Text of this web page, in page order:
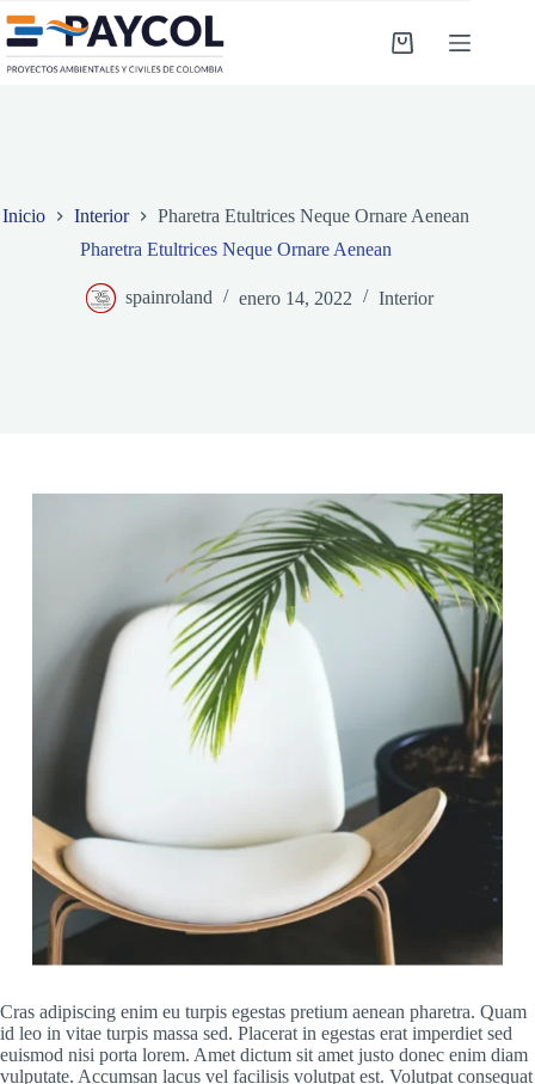
al
contenido
Carro
Inicio Interior
Pharetra Etultrices Neque Ornare Aenean
Pharetra Etultrices Neque Ornare Aenean
spainroland enero 14, 2022 Interior
Cras adipiscing enim eu turpis egestas pretium aenean pharetra. Quam
id leo in vitae turpis massa sed. Placerat in egestas erat imperdiet sed
euismod nisi porta lorem. Amet dictum sit amet justo donec enim diam
vulputate. Accumsan lacus vel facilisis volutpat est. Volutpat consequat